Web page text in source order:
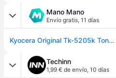
Mano Mano
Envío gratis, 11 días
Kyocera Original Tk-5205k Toner Negro 18,000 Páginas (1t02r50nl0)
Techinn
1,99 € de envío, 10 días